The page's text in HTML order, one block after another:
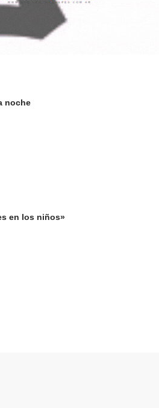
noche
en los niños»